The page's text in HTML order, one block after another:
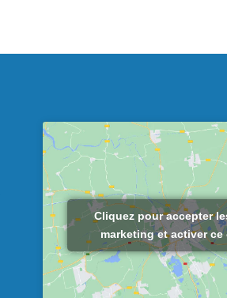
Cliquez pour accepter
marketing et activer ce